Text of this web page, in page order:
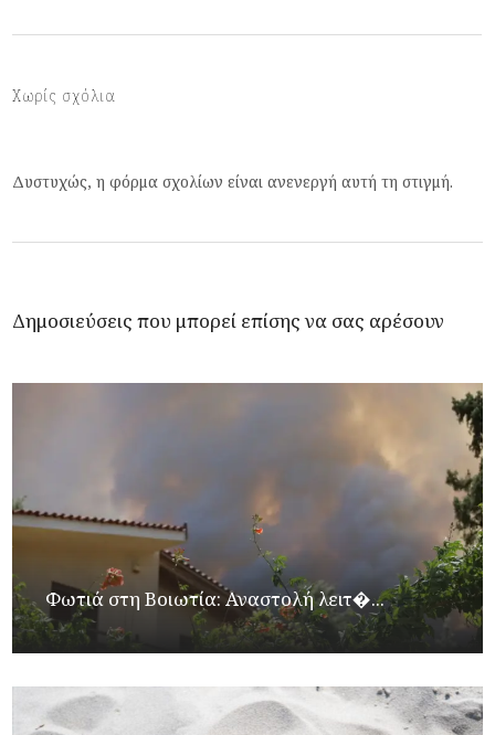
Χωρίς σχόλια
Δυστυχώς, η φόρμα σχολίων είναι ανενεργή αυτή τη στιγμή.
Δημοσιεύσεις που μπορεί επίσης να σας αρέσουν
Φωτιά στη Βοιωτία: Αναστολή λειτ�...